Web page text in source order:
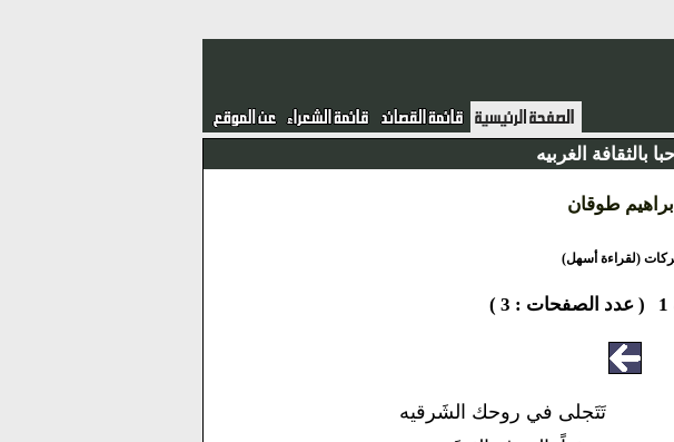
بالثقافة الغربيه
طوقان
(لقراءة أسهل)
( عدد الصفحات : 3 )
تَتَجلى في روحك الشَرقيه